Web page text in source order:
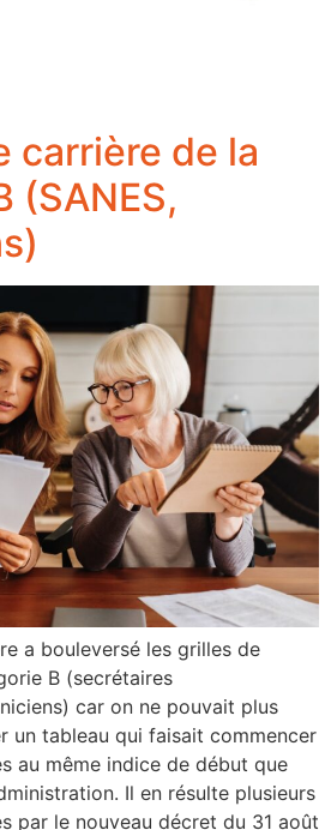
carrière de la
(SANES,
a bouleversé les grilles de
B (secrétaires
car on ne pouvait plus
un tableau qui faisait commencer
au même indice de début que
Il en résulte plusieurs
par le nouveau décret du 31 août